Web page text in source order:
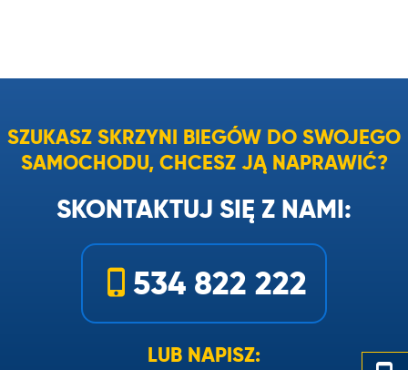
SZUKASZ SKRZYNI BIEGÓW DO SWOJEGO
SAMOCHODU, CHCESZ JĄ NAPRAWIĆ?
SKONTAKTUJ SIĘ Z NAMI:
534 822 222
LUB NAPISZ: